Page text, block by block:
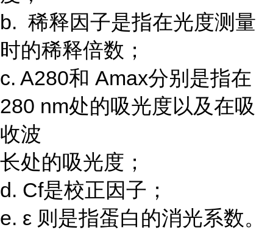
b. 稀释因子是指在光度测量
时的稀释倍数；
c. A280和 Amax分别是指在
280 nm处的吸光度以及在吸
收波
长处的吸光度；
d. Cf是校正因子；
e. ε 则是指蛋白的消光系数。